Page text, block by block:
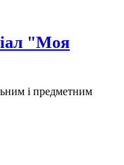
"Моя
і предметним